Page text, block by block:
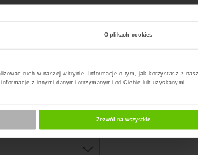
O plikach cookies
ruch w naszej witrynie. Informacje o tym, jak korzystasz z
z innymi danymi otrzymanymi od Ciebie lub uzyskanymi
Zezwól na wszystkie